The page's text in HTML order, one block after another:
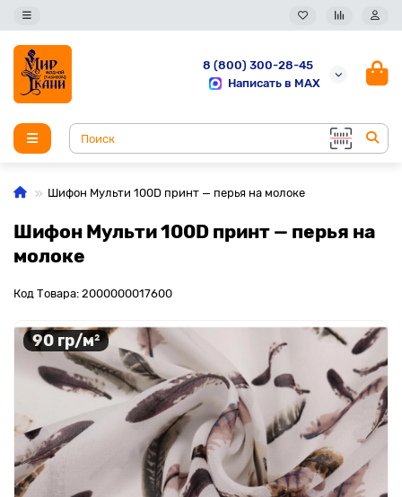
8 (800) 300-28-45
Написать в MAX
Шифон Мульти 100D принт — перья на молоке
Шифон Мульти 100D принт — перья на
молоке
Код Товара: 2000000017600
90 гр/м²